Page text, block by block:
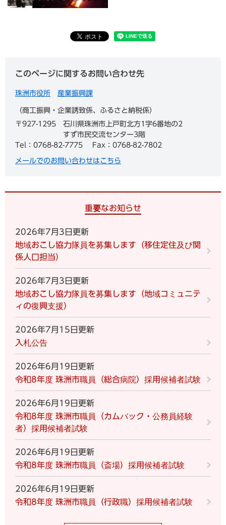
このページに関するお問い合わせ先
珠洲市役所 産業振興課
商工振興・企業誘致係、ふるさと納税係
〒927-1295
石川県珠洲市上戸町北方1字6番地の2
すず市民交流センター3階
Tel：0768-82-7775
Fax：0768-82-7802
メールでのお問い合わせはこちら
重要なお知らせ
2026年7月3日更新
地域おこし協力隊員を募集します（移住定住及び関
係人口担当）
2026年7月3日更新
地域おこし協力隊員を募集します（地域コミュニテ
ィの復興支援）
2026年7月15日更新
入札公告
2026年6月19日更新
令和8年度 珠洲市職員（総合病院）採用候補者試験
2026年6月19日更新
令和8年度 珠洲市職員（カムバック・公務員経験
者）採用候補者試験
2026年6月19日更新
令和8年度 珠洲市職員（斎場）採用候補者試験
2026年6月19日更新
令和8年度 珠洲市職員（行政職）採用候補者試験